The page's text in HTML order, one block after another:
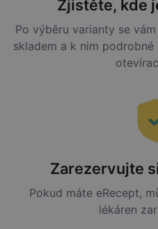
Zjistěte, kde
Po výběru varianty se
skladem a k nim
Zarezervujte
Pokud máte eRecept,
lékáren